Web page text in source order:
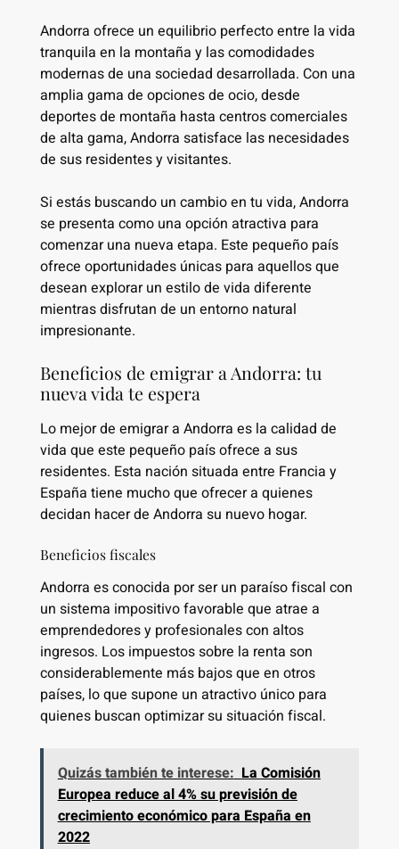
Andorra ofrece un equilibrio perfecto entre la vida
tranquila en la montaña y las comodidades
modernas de una sociedad desarrollada. Con una
amplia gama de opciones de ocio, desde
deportes de montaña hasta centros comerciales
de alta gama, Andorra satisface las necesidades
de sus residentes y visitantes.
Si estás buscando un cambio en tu vida, Andorra
se presenta como una opción atractiva para
comenzar una nueva etapa. Este pequeño país
ofrece oportunidades únicas para aquellos que
desean explorar un estilo de vida diferente
mientras disfrutan de un entorno natural
impresionante.
Beneficios de emigrar a Andorra: tu
nueva vida te espera
Lo mejor de emigrar a Andorra es la calidad de
vida que este pequeño país ofrece a sus
residentes. Esta nación situada entre Francia y
España tiene mucho que ofrecer a quienes
decidan hacer de Andorra su nuevo hogar.
Beneficios fiscales
Andorra es conocida por ser un paraíso fiscal con
un sistema impositivo favorable que atrae a
emprendedores y profesionales con altos
ingresos. Los impuestos sobre la renta son
considerablemente más bajos que en otros
países, lo que supone un atractivo único para
quienes buscan optimizar su situación fiscal.
Quizás también te interese: La Comisión
Europea reduce al 4% su previsión de
crecimiento económico para España en
2022